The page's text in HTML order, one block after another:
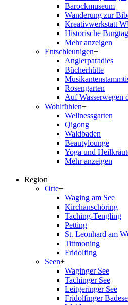
Barockmuseum
Wanderung zur
Kreativwerkstatt
Historische
Mehr anzeigen
Entschleunigen+
Anglerparadies
Bücherhütte
Rosengarten
Auf Wasserwegen
Wohlfühlen+
Wellnessgarten
Qigong
Waldbaden
Beautylounge
Yoga und
Mehr anzeigen
Region
Orte+
Waging am See
Kirchanschöring
Taching-Tengling
Petting
St. Leonhard am
Tittmoning
Fridolfing
Seen+
Waginger See
Tachinger See
Leitgeringer See
Fridolfinger